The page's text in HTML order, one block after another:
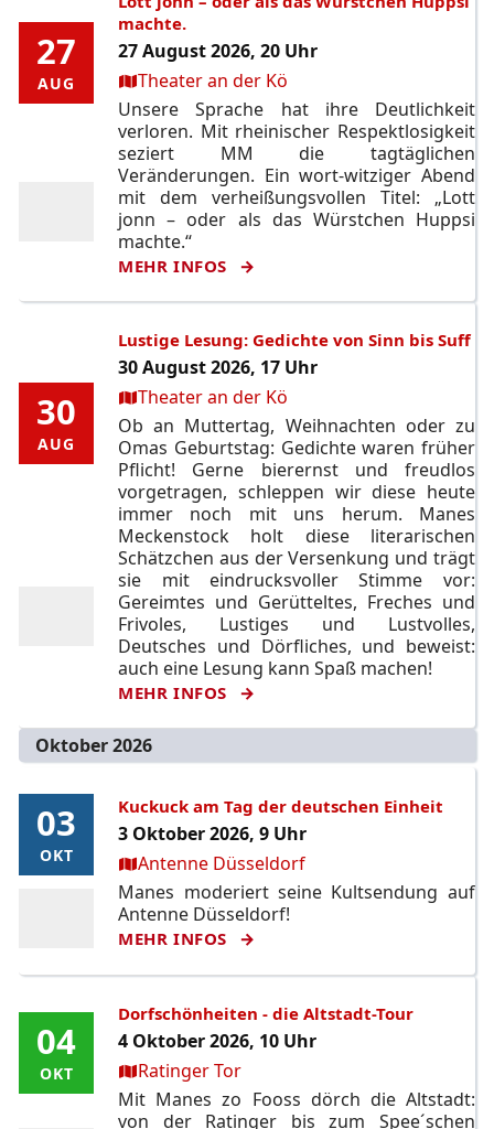
27
AUG
27
AUG
machte.
27 August 2026, 20 Uhr
Ort:Theater an der Kö
Unsere Sprache hat ihre Deutlichkeit
verloren. Mit rheinischer Respektlosigkeit
seziert MM die tagtäglichen
Veränderungen. Ein wort-witziger Abend
mit dem verheißungsvollen Titel: „Lott
jonn – oder als das Würstchen Huppsi
machte.“
MEHR INFOS
30
AUG
30
AUG
Lustige Lesung: Gedichte von Sinn bis Suff
30 August 2026, 17 Uhr
Ort:Theater an der Kö
Ob an Muttertag, Weihnachten oder zu
Omas Geburtstag: Gedichte waren früher
Pflicht! Gerne bierernst und freudlos
vorgetragen, schleppen wir diese heute
immer noch mit uns herum. Manes
Meckenstock holt diese literarischen
Schätzchen aus der Versenkung und trägt
sie mit eindrucksvoller Stimme vor:
Gereimtes und Gerütteltes, Freches und
Frivoles, Lustiges und Lustvolles,
Deutsches und Dörfliches, und beweist:
auch eine Lesung kann Spaß machen!
MEHR INFOS
Oktober 2026
03
OKT
03
OKT
Kuckuck am Tag der deutschen Einheit
3 Oktober 2026, 9 Uhr
Ort:Antenne Düsseldorf
Manes moderiert seine Kultsendung auf
Antenne Düsseldorf!
MEHR INFOS
04
OKT
04
OKT
Dorfschönheiten - die Altstadt-Tour
4 Oktober 2026, 10 Uhr
Ort:Ratinger Tor
Mit Manes zo Fooss dörch die Altstadt:
von der Ratinger bis zum Spee´schen